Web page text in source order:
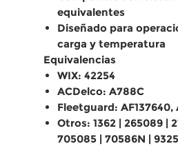
equivalentes
Diseñado para
carga y temperatura
Equivalencias
WIX: 42254
ACDelco: A788C
Fleetguard: AF137640,
Otros: 1362 | 265089 |
705085 | 70586N |